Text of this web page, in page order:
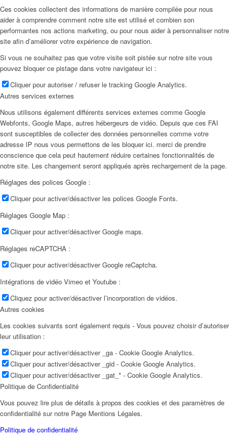
Ces cookies collectent des informations de manière compilée pour nous
aider à comprendre comment notre site est utilisé et combien son
performantes nos actions marketing, ou pour nous aider à personnaliser notre
site afin d’améliorer votre expérience de navigation.
Si vous ne souhaitez pas que votre visite soit pistée sur notre site vous
pouvez bloquer ce pistage dans votre navigateur ici :
Cliquer pour autoriser / refuser le tracking Google Analytics.
Autres services externes
Nous utilisons également différents services externes comme Google
Webfonts, Google Maps, autres hébergeurs de vidéo. Depuis que ces FAI
sont susceptibles de collecter des données personnelles comme votre
adresse IP nous vous permettons de les bloquer ici. merci de prendre
conscience que cela peut hautement réduire certaines fonctionnalités de
notre site. Les changement seront appliqués après rechargement de la page.
Réglages des polices Google :
Cliquer pour activer/désactiver les polices Google Fonts.
Réglages Google Map :
Cliquer pour activer/désactiver Google maps.
Réglages reCAPTCHA :
Cliquer pour activer/désactiver Google reCaptcha.
Intégrations de vidéo Vimeo et Youtube :
Cliquez pour activer/désactiver l’incorporation de vidéos.
Autres cookies
Les cookies suivants sont également requis - Vous pouvez choisir d’autoriser
leur utilisation :
Cliquer pour activer/désactiver _ga - Cookie Google Analytics.
Cliquer pour activer/désactiver _gid - Cookie Google Analytics.
Cliquer pour activer/désactiver _gat_* - Cookie Google Analytics.
Politique de Confidentialité
Vous pouvez lire plus de détails à propos des cookies et des paramètres de
confidentialité sur notre Page Mentions Légales.
Politique de confidentialité